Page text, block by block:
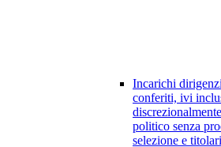
Incarichi
conferiti, ivi
politico senza
selezione e